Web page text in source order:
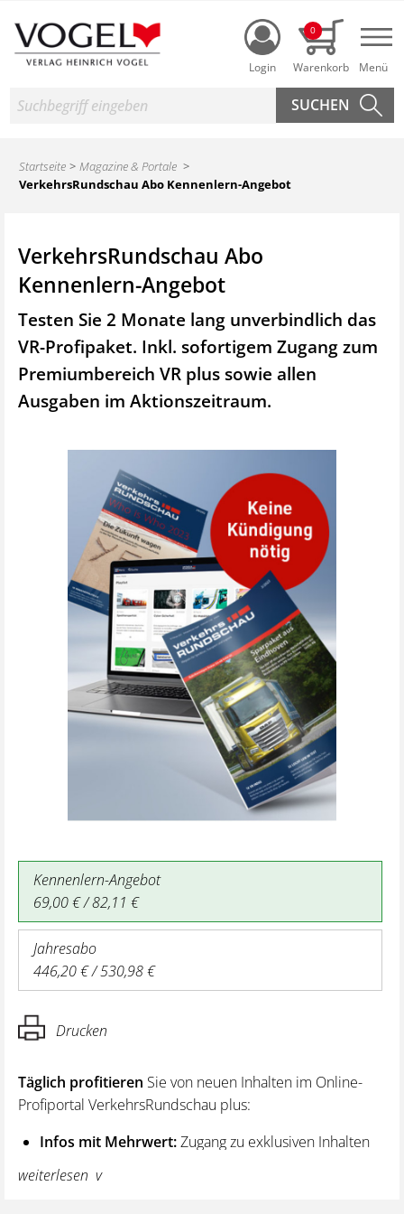
Login
0
Suche
Startseite
Magazine & Portale
VerkehrsRundschau Abo Kennenlern-Angebot
VerkehrsRundschau Abo
Kennenlern-Angebot
Testen Sie 2 Monate lang unverbindlich das
VR-Profipaket. Inkl. sofortigem Zugang zum
Premiumbereich VR plus sowie allen
Ausgaben im Aktionszeitraum.
Kennenlern-Angebot
69,00 € / 82,11 €
Jahresabo
446,20 € / 530,98 €
Drucken
Täglich profitieren Sie von neuen Inhalten im Online-
Profiportal VerkehrsRundschau plus:
Infos mit Mehrwert:Zugang zu exklusiven Inhalten
und Hintergrundwissen – von aktuellen Regelungen
wie z. B. bei den Lenk- und Ruhezeiten,
weiterlesen